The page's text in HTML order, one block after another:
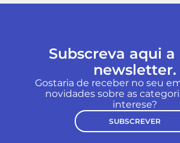
Subscreva aqui a
newsletter.
Gostaria de receber no seu
novidades sobre as
interese?
SUBSCREVER